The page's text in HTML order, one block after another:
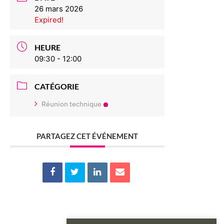
26 mars 2026
Expired!
HEURE
09:30 - 12:00
CATÉGORIE
Réunion technique
PARTAGEZ CET ÉVÉNEMENT